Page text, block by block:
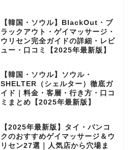
【韓国・ソウル】BlackOut・ブ
ラックアウト・ゲイマッサージ・
ウリセン完全ガイドの詳細・レビ
ュー・口コミ【2025年最新版】
【韓国・ソウル】ソウル・
SHELTER（シェルター）徹底ガ
イド｜料金・客層・行き方・口コ
ミまとめ【2025年最新版】
【2025年最新版】タイ・バンコ
クのおすすめゲイマッサージ＆ウ
リセン27選｜人気店から穴場ま